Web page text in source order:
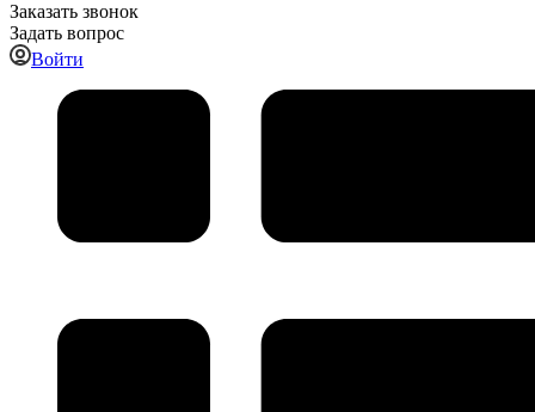
Заказать звонок
Задать вопрос
Войти